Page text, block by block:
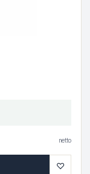
netto
♡